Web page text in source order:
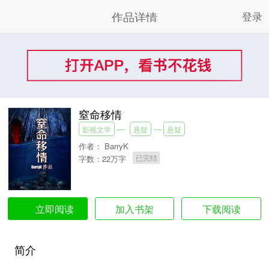
作品详情 登录
窒命移情
影视文学 悬疑 悬疑
作者： BarryK
字数：22万字
已完结
立即阅读 加入书架 下载阅读
简介